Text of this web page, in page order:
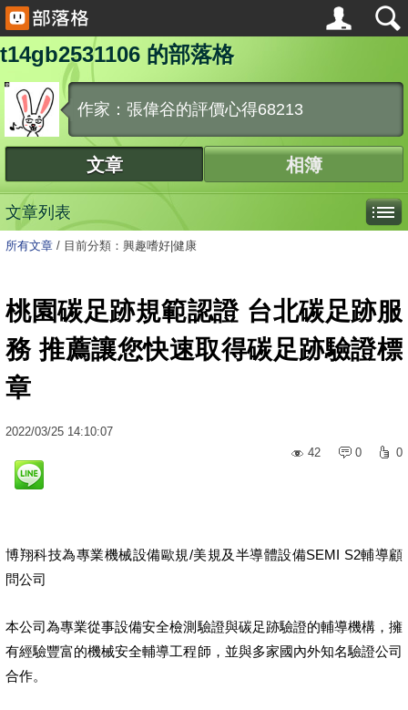
t14gb2531106 的部落格
作家：張偉谷的評價心得68213
文章 相簿
文章列表
所有文章 / 目前分類：興趣嗜好|健康
桃園碳足跡規範認證 台北碳足跡服
務 推薦讓您快速取得碳足跡驗證標
章
2022/03/25 14:10:07
42
0 0
博翔科技為專業機械設備歐規/美規及半導體設備SEMI S2輔導顧
問公司
本公司為專業從事設備安全檢測驗證與碳足跡驗證的輔導機構，擁
有經驗豐富的機械安全輔導工程師，並與多家國內外知名驗證公司
合作。